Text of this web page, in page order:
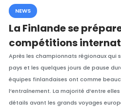
NEWS
La Finlande se
compétitions
Après les championnats régionaux qui
pays et les quelques jours de pause
équipes finlandaises ont comme
l’entraînement. La majorité d’entre
détails avant les grands voyages